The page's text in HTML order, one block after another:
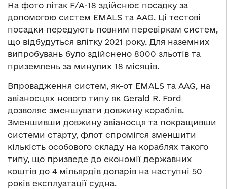
На фото літак F/A-18 здійснює посадку за
допомогою систем EMALS та AAG. Ці тестові
посадки передують повним перевіркам систем,
що відбудуться влітку 2021 року. Для наземних
випробувань було здійснено 8000 зльотів та
приземлень за минулих 18 місяців.
Впровадження систем, як-от EMALS та AAG, на
авіаносцях нового типу як Gerald R. Ford
дозволяє зменшувати довжину кораблів.
Зменшивши довжину авіаносця та покращивши
системи старту, флот спромігся зменшити
кількість особового складу на кораблях такого
типу, що призведе до економії державних
коштів до 4 мільярдів доларів на наступні 50
років експлуатації судна.